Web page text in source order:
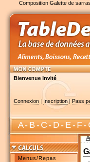
Composition Galette de
Bienvenue Invité
Connexion| Inscription| Pass
A-B-C-D-E-F-
Menus/Repas